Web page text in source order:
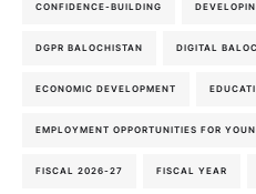
CONFIDENCE-BUILDING
DGPR BALOCHISTAN DIGITAL
ECONOMIC DEVELOPMENT
EMPLOYMENT OPPORTUNITIES FOR
FISCAL 2026-27 FISCAL YEAR